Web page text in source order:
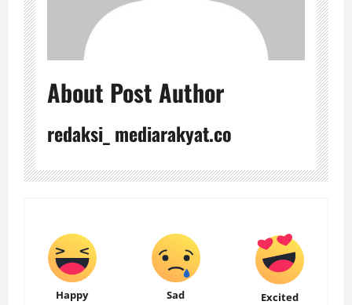
About Post Author
redaksi_ mediarakyat.co
Happy Sad Excited